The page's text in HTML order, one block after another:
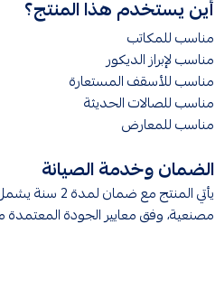
أين يستخدم هذا المنتج؟
مناسب للمكاتب
مناسب لإبراز الديكور
مناسب للأسقف المستعارة
مناسب للصالات الحديثة
مناسب للمعارض
الضمان وخدمة الصيانة
يأتي المنتج
مصنعية، وفق معايير الجودة